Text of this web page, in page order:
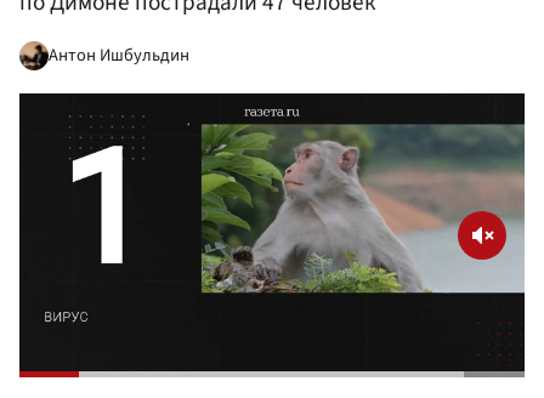
Антон Ишбульдин